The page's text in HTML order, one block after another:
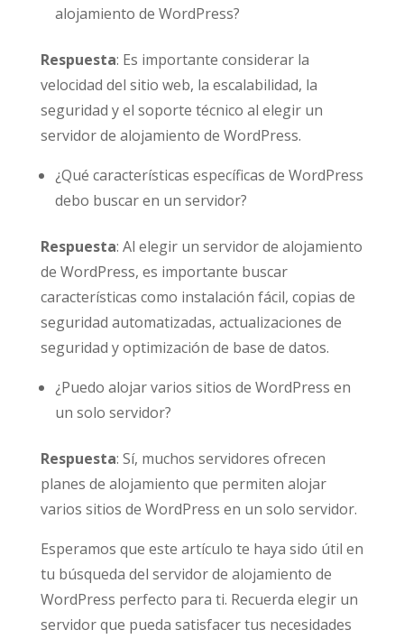
alojamiento de WordPress?
Respuesta: Es importante considerar la
velocidad del sitio web, la escalabilidad, la
seguridad y el soporte técnico al elegir un
servidor de alojamiento de WordPress.
¿Qué características específicas de WordPress
debo buscar en un servidor?
Respuesta: Al elegir un servidor de alojamiento
de WordPress, es importante buscar
características como instalación fácil, copias de
seguridad automatizadas, actualizaciones de
seguridad y optimización de base de datos.
¿Puedo alojar varios sitios de WordPress en
un solo servidor?
Respuesta: Sí, muchos servidores ofrecen
planes de alojamiento que permiten alojar
varios sitios de WordPress en un solo servidor.
Esperamos que este artículo te haya sido útil en
tu búsqueda del servidor de alojamiento de
WordPress perfecto para ti. Recuerda elegir un
servidor que pueda satisfacer tus necesidades